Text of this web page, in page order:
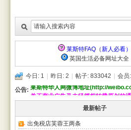
莱斯特FAQ（新人必看）
英国生活必备网址大全
今日: 1 昨日: 2 帖子: 833042 会员:
公告:
莱斯特华人网手机精简版已发布！
莱斯特华人网微博地址(http://
关于商业广告及未经授权转载原创的
莱斯特华人网手机精简版已发布！
莱斯特华人网微博地址(http://
关于商业广告及未经授权转载原创的
最新帖子
出免税店芙蓉王两条